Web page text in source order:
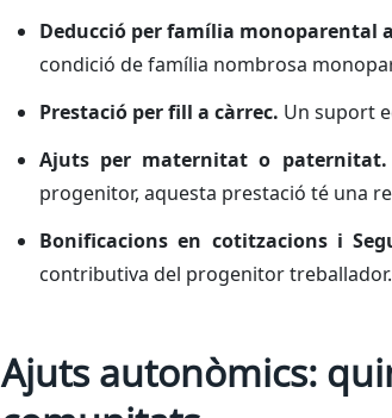
Deducció per família monoparental a
condició de família nombrosa
Prestació per fill a càrrec. Un suport
Ajuts per maternitat o paternitat.
progenitor, aquesta prestació té una
Bonificacions en cotitzacions i
contributiva del progenitor treballador.
Ajuts autonòmics: